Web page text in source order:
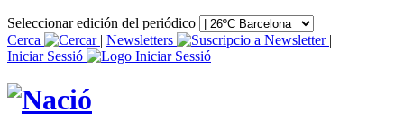
Seleccionar edición del periódico
Cerca
| Newsletters
|
Iniciar Sessió